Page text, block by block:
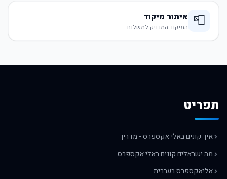
📮 איתור מיקוד
המיקוד המדויק למשלוח
תפריט
איך קונים באלי אקספרס - מדריך
מה ישראלים קונים באלי אקספרס
אליאקספרס בעברית